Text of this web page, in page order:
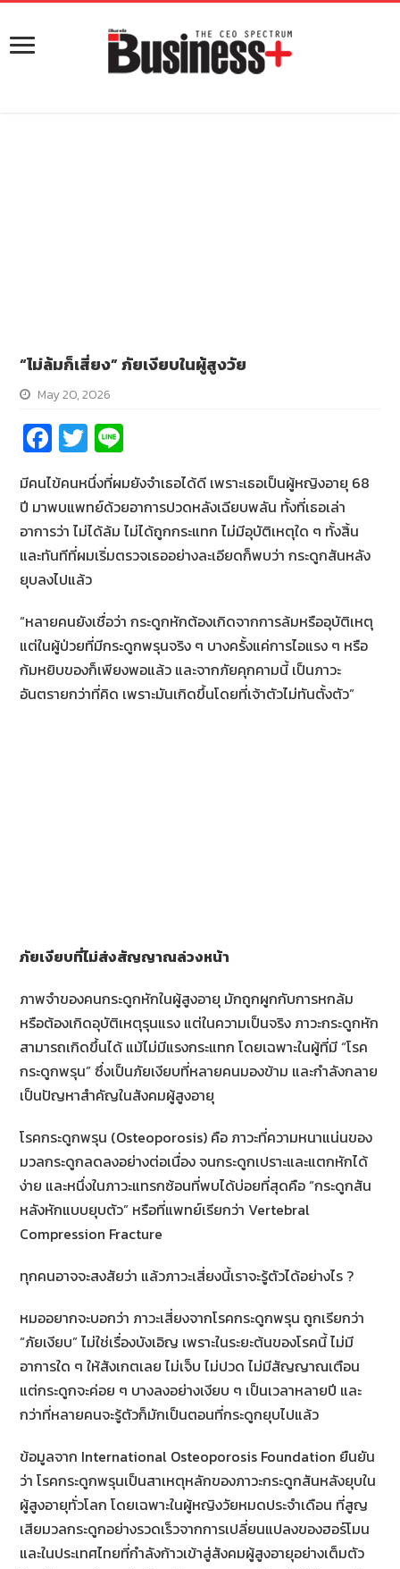
“ไม่ล้มก็เสี่ยง” ภัยเงียบในผู้สูงวัย
May 20, 2026
Fa
ce
b
o
o
k
T
wi
tt
er
n
e
มีคนไข้คนหนึ่งที่ผมยังจำเธอได้ดี เพราะเธอเป็นผู้หญิงอายุ 68
ปี มาพบแพทย์ด้วยอาการปวดหลังเฉียบพลัน ทั้งที่เธอเล่า
อาการว่า ไม่ได้ล้ม ไม่ได้ถูกกระแทก ไม่มีอุบัติเหตุใด ๆ ทั้งสิ้น
และทันทีที่ผมเริ่มตรวจเธออย่างละเอียดก็พบว่า กระดูกสันหลัง
ยุบลงไปแล้ว
“หลายคนยังเชื่อว่า กระดูกหักต้องเกิดจากการล้มหรืออุบัติเหตุ
แต่ในผู้ป่วยที่มีกระดูกพรุนจริง ๆ บางครั้งแค่การไอแรง ๆ หรือ
ก้มหยิบของก็เพียงพอแล้ว และจากภัยคุกคามนี้ เป็นภาวะ
อันตรายกว่าที่คิด เพราะมันเกิดขึ้นโดยที่เจ้าตัวไม่ทันตั้งตัว”
ภัยเงียบที่ไม่ส่งสัญญาณล่วงหน้า
ภาพจำของคนกระดูกหักในผู้สูงอายุ มักถูกผูกกับการหกล้ม
หรือต้องเกิดอุบัติเหตุรุนแรง แต่ในความเป็นจริง ภาวะกระดูกหัก
สามารถเกิดขึ้นได้ แม้ไม่มีแรงกระแทก โดยเฉพาะในผู้ที่มี “โรค
กระดูกพรุน” ซึ่งเป็นภัยเงียบที่หลายคนมองข้าม และกำลังกลาย
เป็นปัญหาสำคัญในสังคมผู้สูงอายุ
โรคกระดูกพรุน (Osteoporosis) คือ ภาวะที่ความหนาแน่นของ
มวลกระดูกลดลงอย่างต่อเนื่อง จนกระดูกเปราะและแตกหักได้
ง่าย และหนึ่งในภาวะแทรกซ้อนที่พบได้บ่อยที่สุดคือ “กระดูกสัน
หลังหักแบบยุบตัว” หรือที่แพทย์เรียกว่า Vertebral
Compression Fracture
ทุกคนอาจจะสงสัยว่า แล้วภาวะเสี่ยงนี้เราจะรู้ตัวได้อย่างไร ?
หมออยากจะบอกว่า ภาวะเสี่ยงจากโรคกระดูกพรุน ถูกเรียกว่า
“ภัยเงียบ” ไม่ใช่เรื่องบังเอิญ เพราะในระยะต้นของโรคนี้ ไม่มี
อาการใด ๆ ให้สังเกตเลย ไม่เจ็บ ไม่ปวด ไม่มีสัญญาณเตือน
แต่กระดูกจะค่อย ๆ บางลงอย่างเงียบ ๆ เป็นเวลาหลายปี และ
กว่าที่หลายคนจะรู้ตัวก็มักเป็นตอนที่กระดูกยุบไปแล้ว
ข้อมูลจาก International Osteoporosis Foundation ยืนยัน
ว่า โรคกระดูกพรุนเป็นสาเหตุหลักของภาวะกระดูกสันหลังยุบใน
ผู้สูงอายุทั่วโลก โดยเฉพาะในผู้หญิงวัยหมดประจำเดือน ที่สูญ
เสียมวลกระดูกอย่างรวดเร็วจากการเปลี่ยนแปลงของฮอร์โมน
และในประเทศไทยที่กำลังก้าวเข้าสู่สังคมผู้สูงอายุอย่างเต็มตัว